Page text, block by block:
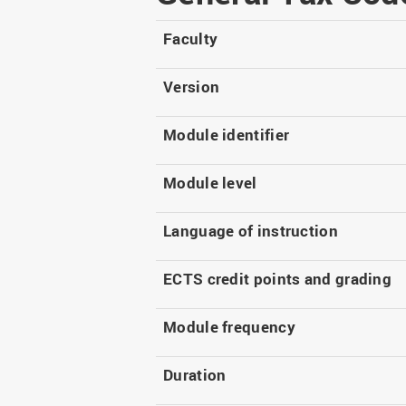
Study as an extra-
occupation student
Information for freshers
our publications
WIR in Osnabrück and
Lingen: Location and
building plans
Faculty
Version
Module identifier
Module level
Language of instruction
ECTS credit points and grading
Module frequency
Duration